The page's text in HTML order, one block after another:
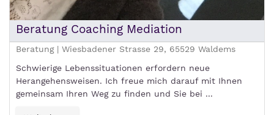
Beratung Coaching Mediation
Beratung | Wiesbadener Strasse 29, 65529 Waldems
Schwierige Lebenssituationen erfordern neue
Herangehensweisen. Ich freue mich darauf mit Ihnen
gemeinsam Ihren Weg zu finden und Sie bei ...